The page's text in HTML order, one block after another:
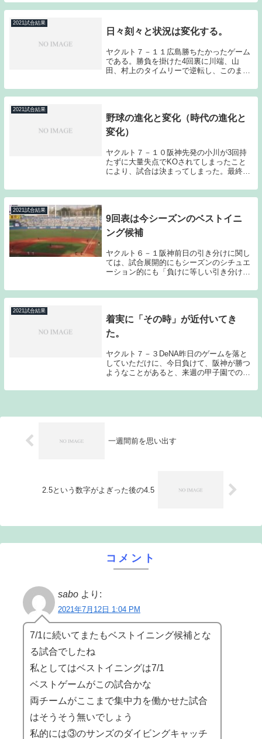
明日からの巻き返しに期待したいのだが、
メンタル的には厳しい敗戦となった。どん
2021試合結果
日々刻々と状況は変化する。
ヤクルト７－１１広島勝ちたかったゲーム
である。勝負を掛けた4回裏に川端、山
田、村上のタイムリーで逆転し、このまま
なる中でミスも絡みリリーフ陣が逆転を許
してしまった。明らかに失速している訳で
2021試合結果
野球の進化と変化（時代の進化と
変化）
ヤクルト７－１０阪神先発の小川が3回持
たずに大量失点でKOされてしまったこと
により、試合は決まってしまった。最終的
もあり、警告試合が宣告される後味の悪さ
も残るゲームとなってしまった。ヤクルト
2021試合結果
9回表は今シーズンのベストイニ
ング候補
ヤクルト６－１阪神前日の引き分けに関し
ては、試合展開的にもシーズンのシチュエ
ーション的にも「負けに等しい引き分け」
の日の9回表の攻撃に関しては、試合展開
的にもシーズンのシチュエーションを考え
2021試合結果
着実に「その時」が近付いてき
た。
ヤクルト７－３DeNA昨日のゲームを落と
していただけに、今日負けて、阪神が勝つ
ようなことがあると、来週の甲子園での阪
思っていたのだが、重苦しい展開が続いた
一週間前を思い出す
2.5という数字がよぎった後の4.5
コメント
sabo より:
2021年7月12日 1:04 PM
7/1に続いてまたもベストイニング候補とな
る試合でしたね
私としてはベストイニングは7/1
ベストゲームがこの試合かな
両チームがここまで集中力を働かせた試合
はそうそう無いでしょう
私的には③のサンズのダイビングキャッチ